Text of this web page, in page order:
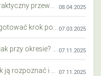
08.04.2025
07.03.2025
07.11.2025
07.11.2025